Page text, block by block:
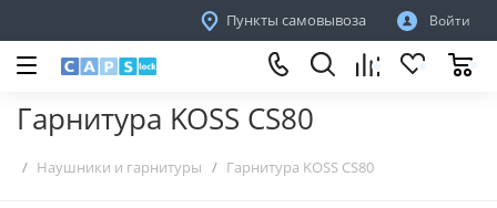
Пункты самовывоза Войти
Гарнитура KOSS CS80
Наушники и гарнитуры Гарнитура KOSS CS80